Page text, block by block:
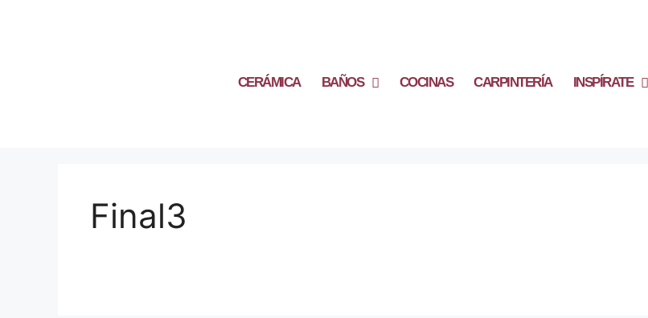
CERÁMICA BAÑOS COCINAS CARPINTERÍA INSPÍRATE
Final3